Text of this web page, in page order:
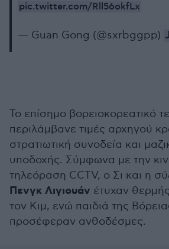
pic.twitter.com/Rll56okfLx
— Guan Gong (@sxrbggpp)
Το επίσημο βορειοκορεατικό
περιλάμβανε τιμές αρχηγού
στρατιωτική συνοδεία και
υποδοχής. Σύμφωνα με την
τηλεόραση CCTV, ο Σι και η
Πενγκ Λιγιουάν έτυχαν
τον Κιμ, ενώ παιδιά της
προσέφεραν ανθοδέσμες.